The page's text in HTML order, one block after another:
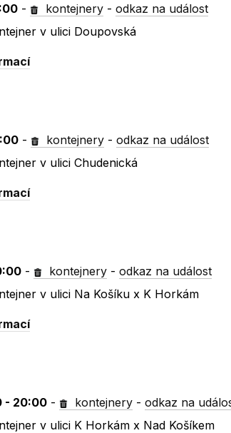
- kontejnery -odkaz na událost
v ulici Doupovská
- kontejnery -odkaz na událost
v ulici Chudenická
- kontejnery -odkaz na událost
v ulici Na Košíku x K Horkám
- 20:00 - kontejnery -odkaz na
v ulici K Horkám x Nad Košíkem